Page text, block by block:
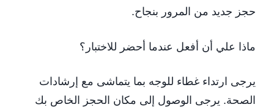
حجز جديد من المرور بنجاح.
ماذا علي أن أفعل عندما أحضر للاختبار؟
يرجى ارتداء غطاء للوجه بما يتماشى مع إرشادات
الصحة. يرجى الوصول إلى مكان الحجز الخاص بك